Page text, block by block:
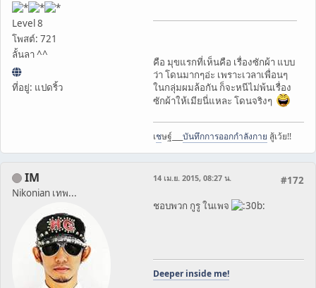
Level 8
โพสต์: 721
ลั้นลา ^^
ที่อยู่: แปดริ้ว
คือ มุขแรกที่เห็นคือ เรื่องซักผ้า แบบ
ว่า โดนมากๆอ่ะ เพราะเวลาเพื่อนๆ
ในกลุ่มผมล้อกัน ก็จะหนีไม่พ้นเรื่อง
ซักผ้าให้เมียนี่แหละ โดนจริงๆ
เชษฐ์___ บันทึกการออกกำลังกาย สู้เว้ย!!
IM
Nikonian เทพ...
#172
14 เม.ย. 2015, 08:27 น.
ชอบพวก กูรู ในเพจ
Deeper inside me!